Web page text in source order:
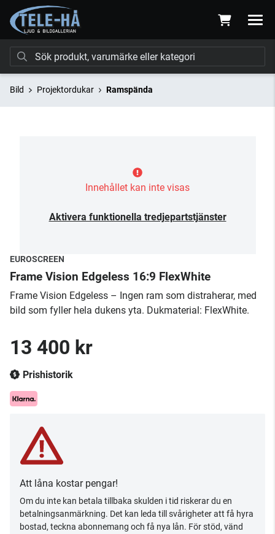
Bild Projektordukar Ramspända
Innehållet kan inte visas
Aktivera funktionella tredjepartstjänster
EUROSCREEN
Frame Vision Edgeless 16:9 FlexWhite
Frame Vision Edgeless – Ingen ram som distraherar, med
bild som fyller hela dukens yta. Dukmaterial: FlexWhite.
13 400 kr
Prishistorik
Att låna kostar pengar!
Om du inte kan betala tillbaka skulden i tid riskerar du en
betalningsanmärkning. Det kan leda till svårigheter att få hyra
bostad, teckna abonnemang och få nya lån. För stöd, vänd